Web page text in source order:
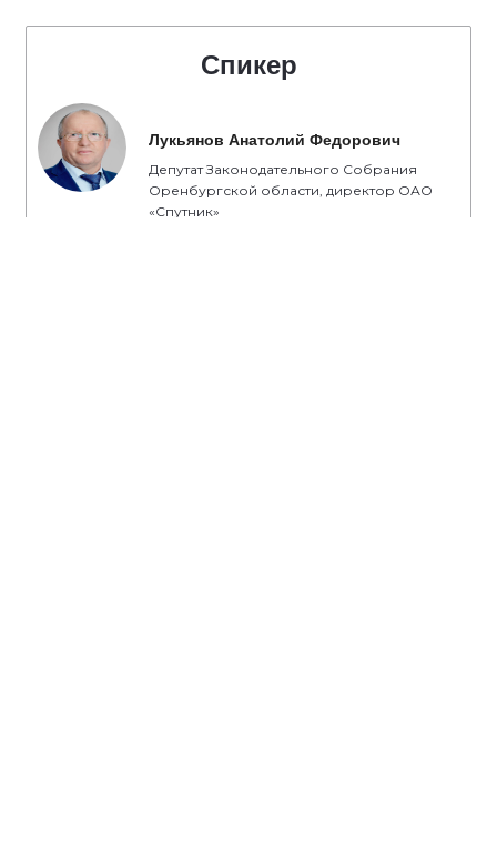
Спикер
Лукьянов Анатолий Федорович
Депутат Законодательного Собрания
Оренбургской области, директор ОАО
«Спутник»